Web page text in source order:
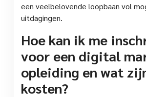
een veelbelovende loopbaan vol
uitdagingen.
Hoe kan ik me
voor een digital
opleiding en wat
kosten?